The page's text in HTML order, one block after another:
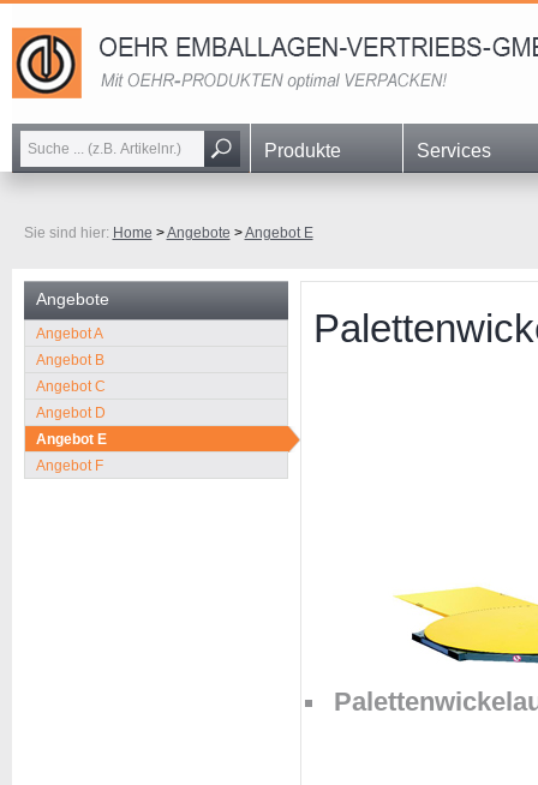
Navigation
überspringen
Produkte Services
Sie sind hier: Home >Angebote >Angebot E
Angebote
Navigation
überspringen
Angebot A
Angebot B
Angebot C
Angebot D
Angebot E
Angebot F